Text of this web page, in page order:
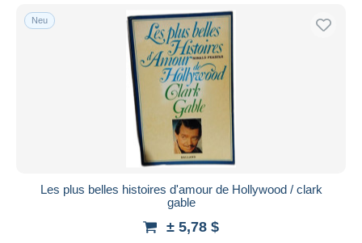
Neu
Les plus belles histoires d'amour de Hollywood / clark
gable
± 5,78 $